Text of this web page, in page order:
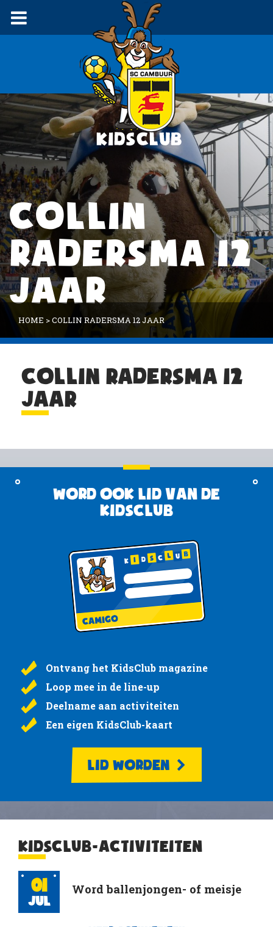
COLLIN
RADERSMA 12
JAAR
HOME >COLLIN RADERSMA 12 JAAR
COLLIN RADERSMA 12
JAAR
Word ook lid van de
KidsClub
Ontvang het KidsClub magazine
Loop mee in de line-up
Deelname aan activiteiten
Een eigen KidsClub-kaart
LID WORDEN
KIDSCLUB-ACTIVITEITEN
01
Jul
Word ballenjongen- of meisje